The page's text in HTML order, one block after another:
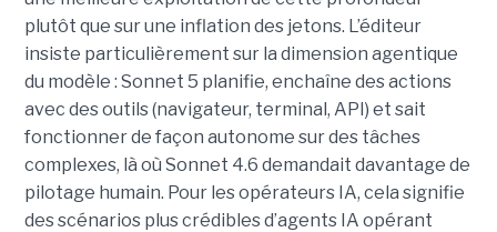
plutôt que sur une inflation des jetons. L’éditeur
insiste particulièrement sur la dimension agentique
du modèle : Sonnet 5 planifie, enchaîne des actions
avec des outils (navigateur, terminal, API) et sait
fonctionner de façon autonome sur des tâches
complexes, là où Sonnet 4.6 demandait davantage de
pilotage humain. Pour les opérateurs IA, cela signifie
des scénarios plus crédibles d’agents IA opérant